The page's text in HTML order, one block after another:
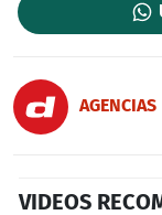
AGENCIAS
VIDEOS